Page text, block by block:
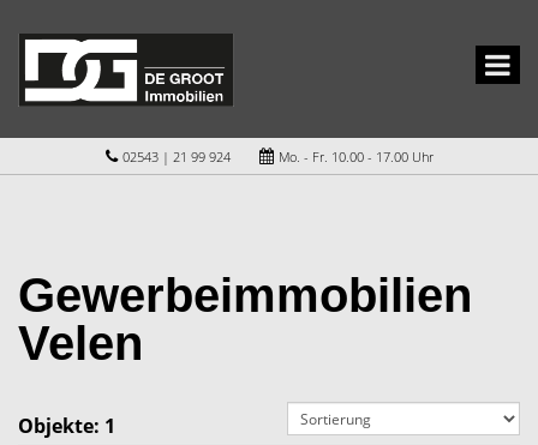
02543 | 21 99 924 Mo. - Fr. 10.00 - 17.00 Uhr
Gewerbeimmobilien
Velen
Objekte: 1